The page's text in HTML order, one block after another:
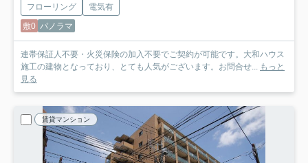
フローリング
電気有
敷0 パノラマ
連帯保証人不要・火災保険の加入不要でご契約が可能です。大和ハウス
施工の建物となっており、とても人気がございます。お問合せ... もっと
見る
賃貸マンション